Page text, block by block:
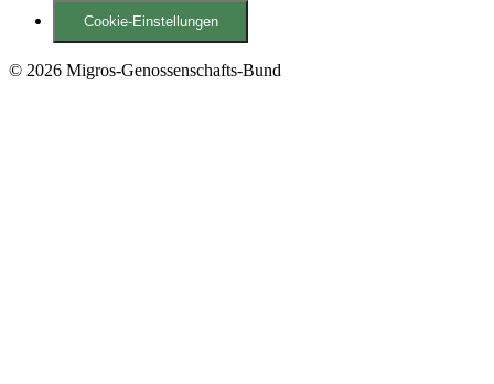
Cookie-Einstellungen
© 2026 Migros-Genossenschafts-Bund